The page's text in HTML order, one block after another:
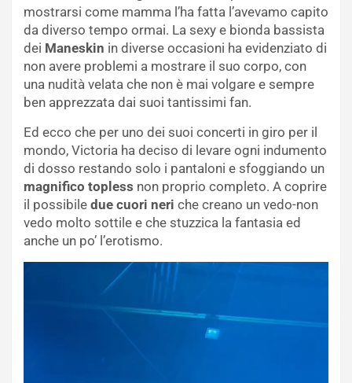
mostrarsi come mamma l’ha fatta l’avevamo capito
da diverso tempo ormai. La sexy e bionda bassista
dei Maneskin in diverse occasioni ha evidenziato di
non avere problemi a mostrare il suo corpo, con
una nudità velata che non è mai volgare e sempre
ben apprezzata dai suoi tantissimi fan.
Ed ecco che per uno dei suoi concerti in giro per il
mondo, Victoria ha deciso di levare ogni indumento
di dosso restando solo i pantaloni e sfoggiando un
magnifico topless non proprio completo. A coprire
il possibile due cuori neri che creano un vedo-non
vedo molto sottile e che stuzzica la fantasia ed
anche un po’ l’erotismo.